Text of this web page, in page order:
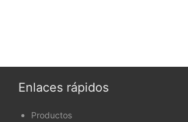
Enlaces rápidos
Productos